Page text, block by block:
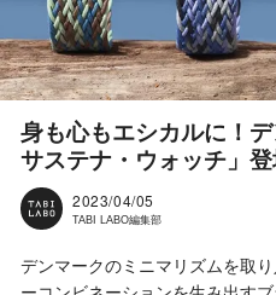
身も心もエシカルに！
サステナ・ウォッチ」
2023/04/05
TABI LABO編集部
デンマークのミニマリズムを取